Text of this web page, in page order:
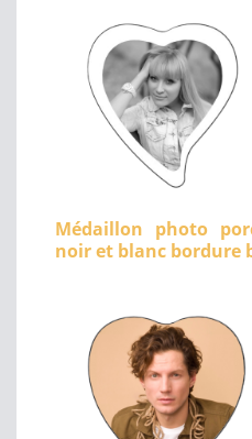
Médaillon photo
noir et blanc bordure